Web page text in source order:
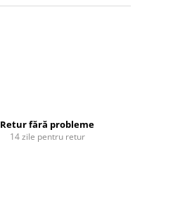
Retur fără probleme
14 zile pentru retur